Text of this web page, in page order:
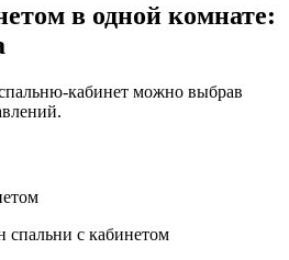
в одной комнате:
кабинет можно выбрав
с кабинетом